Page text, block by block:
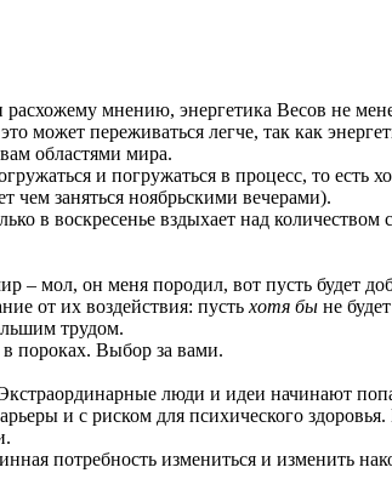
мнению, энергетика Весов не
может переживаться легче, так как
областями мира.
и погружаться в процесс, то
чем заняться ноябрьскими вечерами).
в воскресенье вздыхает над количеством
– мол, он меня породил, вот пусть будет
от их воздействия: пусть хотя бы не
трудом.
пороках. Выбор за вами.
люди и идеи начинают
и c риском для психического
потребность измениться и изменить